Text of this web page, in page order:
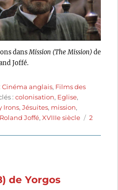
dans Mission (The Mission)de
Joffé.
Cinéma anglais, Films des
:colonisation, Eglise,
Irons,Jésuites, mission,
Roland Joffé,XVIIIe siècle
2
de Yorgos